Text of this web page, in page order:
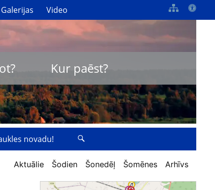
Galerijas Video
Kur paēst?
novadu!
Aktuālie Šodien Šonedēļ Šomēnes Arhīvs